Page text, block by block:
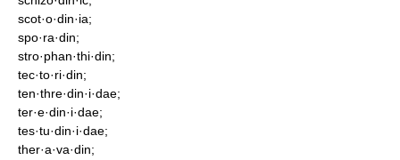
scot·o·din·ia;
spo·ra·din;
stro·phan·thi·din;
tec·to·ri·din;
ten·thre·din·i·dae;
ter·e·din·i·dae;
tes·tu·din·i·dae;
ther·a·va·din;